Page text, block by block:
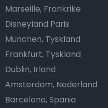
Marseille, Frankrike
Disneyland Paris
München, Tyskland
Frankfurt, Tyskland
Dublin, Irland
Amsterdam, Nederland
Barcelona, Spania